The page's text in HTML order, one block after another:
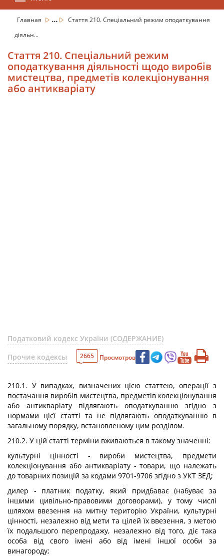
Главная ...
Стаття 210. Спеціальний режим оподаткування
діяльн...
Стаття 210. Спеціальний режим
оподаткування діяльності щодо виробів
мистецтва, предметів колекціонування
або антикваріату
Податковий кодекс України (СОДЕРЖАНИЕ)
Прочие кодексы
2665 Просмотров
210.1. У випадках, визначених цією статтею, операції з
постачання виробів мистецтва, предметів колекціонування
або антикваріату підлягають оподаткуванню згідно з
нормами цієї статті та не підлягають оподаткуванню в
загальному порядку, встановленому цим розділом.
210.2. У цій статті терміни вживаються в такому значенні:
культурні цінності - вироби мистецтва, предмети
колекціонування або антикваріату - товари, що належать
до товарних позицій за кодами 9701-9706 згідно з УКТ ЗЕД;
дилер - платник податку, який придбаває (набуває за
іншими цивільно-правовими договорами), у тому числі
шляхом ввезення на митну територію України, культурні
цінності, незалежно від мети та цілей їх ввезення, з метою
їх подальшого перепродажу, незалежно від того, діє така
особа від свого імені або від імені іншої особи за
винагороду;